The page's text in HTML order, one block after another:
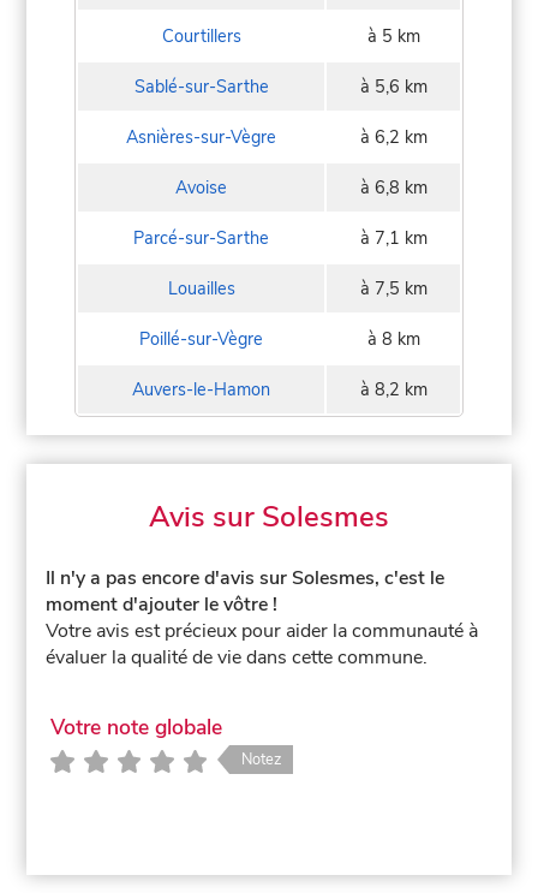
Courtillers à 5 km
Sablé-sur-Sarthe à 5,6 km
Asnières-sur-Vègre à 6,2 km
Avoise à 6,8 km
Parcé-sur-Sarthe à 7,1 km
Louailles à 7,5 km
Poillé-sur-Vègre à 8 km
Auvers-le-Hamon à 8,2 km
Avis sur Solesmes
Il n'y a pas encore d'avis sur Solesmes, c'est le
moment d'ajouter le vôtre !
Votre avis est précieux pour aider la communauté à
évaluer la qualité de vie dans cette commune.
Votre note globale
Notez